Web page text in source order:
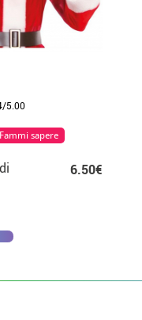
5.00
6.50€
sapere